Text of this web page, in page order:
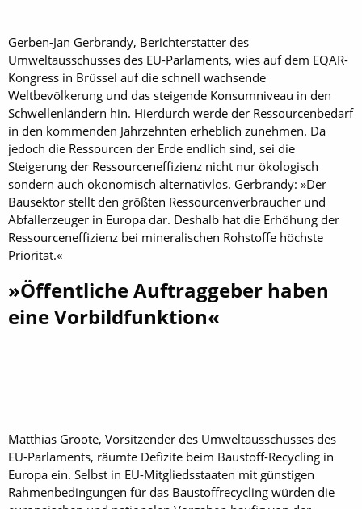
Gerben-Jan Gerbrandy, Berichterstatter des
Umweltausschusses des EU-Parlaments, wies auf dem EQAR-
Kongress in Brüssel auf die schnell wachsende
Weltbevölkerung und das steigende Konsumniveau in den
Schwellenländern hin. Hierdurch werde der Ressourcenbedarf
in den kommenden Jahrzehnten erheblich zunehmen. Da
jedoch die Ressourcen der Erde endlich sind, sei die
Steigerung der Ressourceneffizienz nicht nur ökologisch
sondern auch ökonomisch alternativlos. Gerbrandy: »Der
Bausektor stellt den größten Ressourcenverbraucher und
Abfallerzeuger in Europa dar. Deshalb hat die Erhöhung der
Ressourceneffizienz bei mineralischen Rohstoffe höchste
Priorität.«
»Öffentliche Auftraggeber ­haben
eine Vorbildfunktion«
Matthias Groote, Vorsitzender des Umweltausschusses des
EU-Parlaments, räumte Defizite beim Baustoff-Recycling in
Europa ein. Selbst in EU-Mitgliedsstaaten mit günstigen
Rahmenbedingungen für das Baustoffrecycling würden die